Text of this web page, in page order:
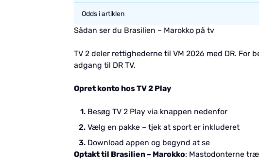
Odds i artiklen
Sådan ser du Brasilien – Marokko på tv
TV 2 deler rettighederne til VM 2026 med DR. For
adgang til DR TV.
Opret konto hos TV 2 Play
Besøg TV 2 Play via knappen nedenfor
Vælg en pakke – tjek at sport er inkluderet
Download appen og begynd at se
Optakt til Brasilien – Marokko: Mastodonterne